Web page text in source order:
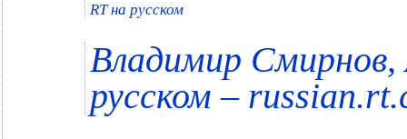
RT на русском
Владимир Смирнов,
русском –